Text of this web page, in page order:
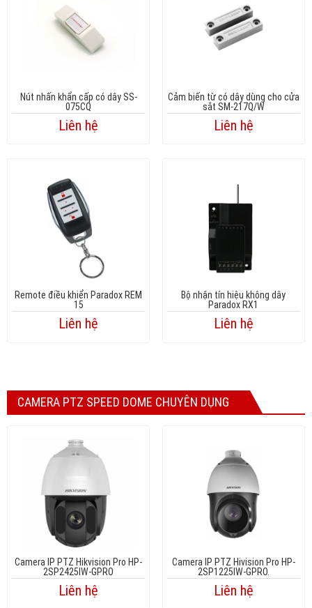
Nút nhấn khẩn cấp có dây SS-
075CQ
Liên hệ
Cảm biến từ có dây dùng cho cửa
sắt SM-217Q/W
Liên hệ
Remote điều khiển Paradox REM
15
Liên hệ
Bộ nhận tín hiệu không dây
Paradox RX1
Liên hệ
CAMERA PTZ SPEED DOME CHUYÊN DỤNG
Camera IP PTZ Hikvision Pro HP-
2SP2425IW-GPRO
Liên hệ
Camera IP PTZ Hivision Pro HP-
2SP1225IW-GPRO.
Liên hệ